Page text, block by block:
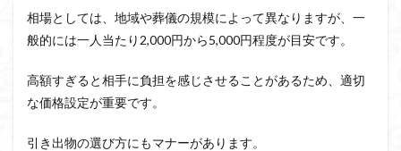
相場としては、地域や葬儀の規模によって異なりますが、一
般的には一人当たり2,000円から5,000円程度が目安です。
高額すぎると相手に負担を感じさせることがあるため、適切
な価格設定が重要です。
引き出物の選び方にもマナーがあります。